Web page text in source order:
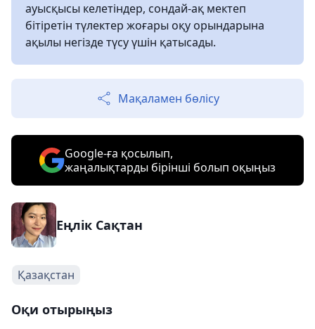
ауысқысы келетіндер, сондай-ақ мектеп
бітіретін түлектер жоғары оқу орындарына
ақылы негізде түсу үшін қатысады.
Мақаламен бөлісу
Google-ға қосылып,
жаңалықтарды бірінші болып оқыңыз
Еңлік Сақтан
Қазақстан
Оқи отырыңыз